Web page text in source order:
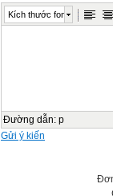
Kích thước font
Đường dẫn: p
Gửi ý kiến